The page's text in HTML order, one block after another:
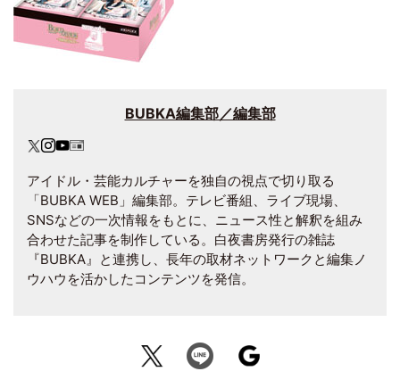
BUBKA編集部／編集部
アイドル・芸能カルチャーを独自の視点で切り取る
「BUBKA WEB」編集部。テレビ番組、ライブ現場、
SNSなどの一次情報をもとに、ニュース性と解釈を組み
合わせた記事を制作している。白夜書房発行の雑誌
『BUBKA』と連携し、長年の取材ネットワークと編集ノ
ウハウを活かしたコンテンツを発信。